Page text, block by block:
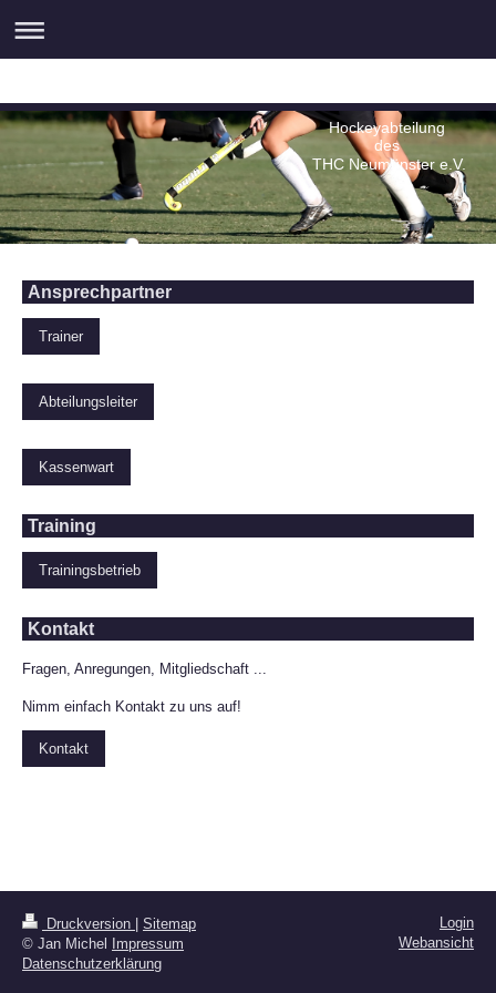
Hockeyabteilung
des
THC Neumünster e.V.
Ansprechpartner
Trainer
Abteilungsleiter
Kassenwart
Training
Trainingsbetrieb
Kontakt
Fragen, Anregungen, Mitgliedschaft ...
Nimm einfach Kontakt zu uns auf!
Kontakt
Druckversion | Sitemap
© Jan Michel Impressum
Datenschutzerklärung
Login
Webansicht